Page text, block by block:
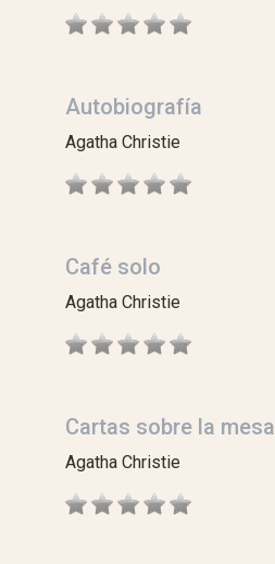
Autobiografía
Agatha Christie
Café solo
Agatha Christie
Cartas sobre la mesa
Agatha Christie